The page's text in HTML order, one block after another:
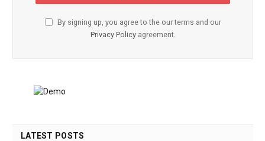
By signing up, you agree to the our terms and our
Privacy Policyagreement.
LATEST POSTS